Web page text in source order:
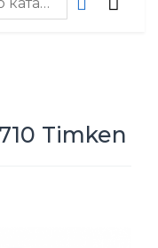
Timken